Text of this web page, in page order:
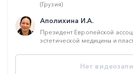
(Грузия)
Аполихина И.А.
Президент Европейской
эстетической медицины и
Нет